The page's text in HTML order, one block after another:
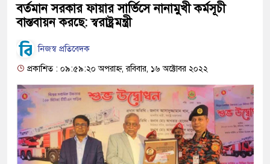
বর্তমান সরকার ফায়ার সার্ভিসে নানামুখী কর্মসূচী
বাস্তবায়ন করছে: স্বরাষ্ট্রমন্ত্রী
নিজস্ব প্রতিবেদক
প্রকাশিত : ০৯:৫৯:২০ অপরাহ্ন, রবিবার, ১৬ অক্টোবর ২০২২